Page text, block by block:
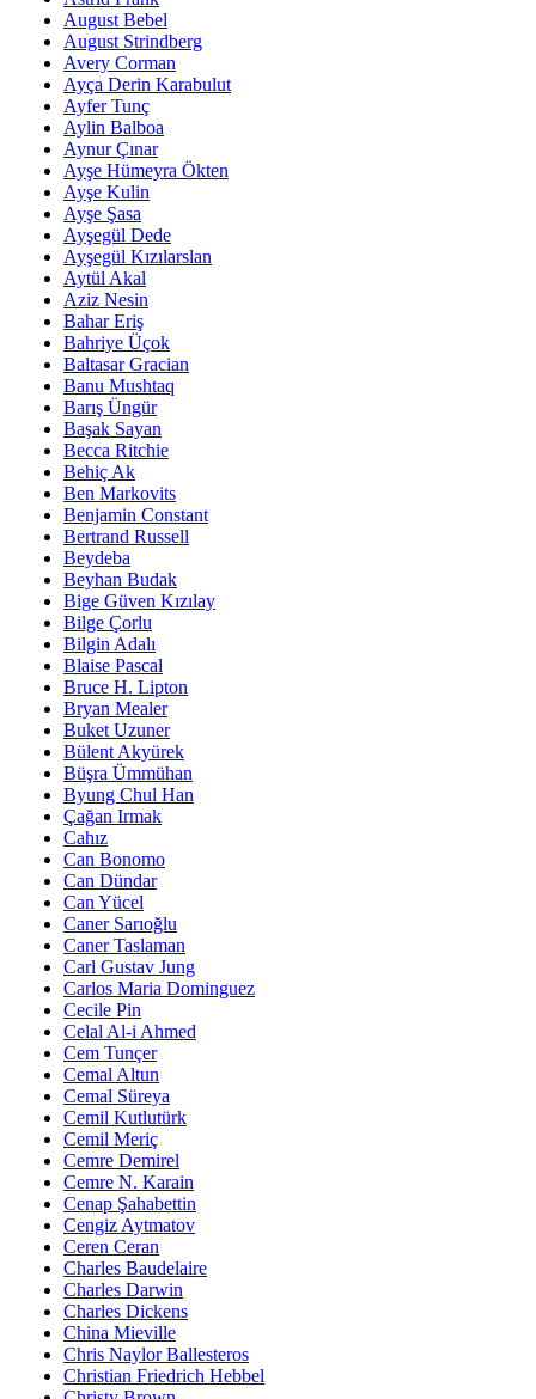
August Bebel
August Strindberg
Avery Corman
Ayça Derin Karabulut
Ayfer Tunç
Aylin Balboa
Aynur Çınar
Ayşe Hümeyra Ökten
Ayşe Kulin
Ayşe Şasa
Ayşegül Dede
Ayşegül Kızılarslan
Aytül Akal
Aziz Nesin
Bahar Eriş
Bahriye Üçok
Baltasar Gracian
Banu Mushtaq
Barış Üngür
Başak Sayan
Becca Ritchie
Behiç Ak
Ben Markovits
Benjamin Constant
Bertrand Russell
Beydeba
Beyhan Budak
Bige Güven Kızılay
Bilge Çorlu
Bilgin Adalı
Blaise Pascal
Bruce H. Lipton
Bryan Mealer
Buket Uzuner
Bülent Akyürek
Büşra Ümmühan
Byung Chul Han
Çağan Irmak
Cahız
Can Bonomo
Can Dündar
Can Yücel
Caner Sarıoğlu
Caner Taslaman
Carl Gustav Jung
Carlos Maria Dominguez
Cecile Pin
Celal Al-i Ahmed
Cem Tunçer
Cemal Altun
Cemal Süreya
Cemil Kutlutürk
Cemil Meriç
Cemre Demirel
Cemre N. Karain
Cenap Şahabettin
Cengiz Aytmatov
Ceren Ceran
Charles Baudelaire
Charles Darwin
Charles Dickens
China Mieville
Chris Naylor Ballesteros
Christian Friedrich Hebbel